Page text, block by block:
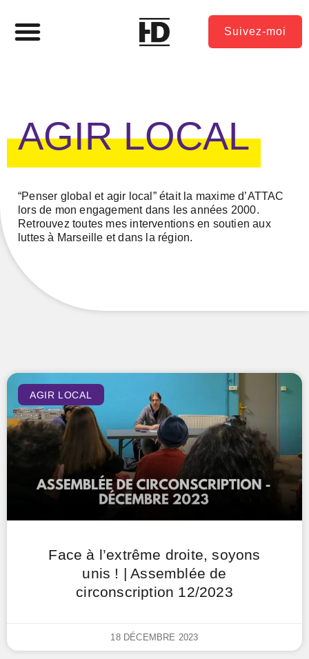
Suivez-moi
AGIR LOCAL
“Penser global et agir local” était la maxime d’ATTAC
lors de mon engagement dans les années 2000.
Retrouvez toutes mes interventions en soutien aux
luttes à Marseille et dans la région.
AGIR LOCAL
Face à l’extrême droite, soyons
unis ! | Assemblée de
circonscription 12/2023
18 DÉCEMBRE 2023